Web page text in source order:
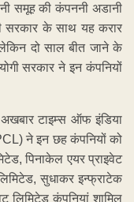
समूह की कंपननी अडानी
सरकार के साथ यह करार
दो साल बीत जाने के
सरकार ने इन कंपनियों
टाइम्स ऑफ इंडिया
ने इन छह कंपनियों को
पिनाकेल एयर प्राइवेट
सुधाकर इन्फ्राटेक
लिमिटेड कंपनियां शामिल